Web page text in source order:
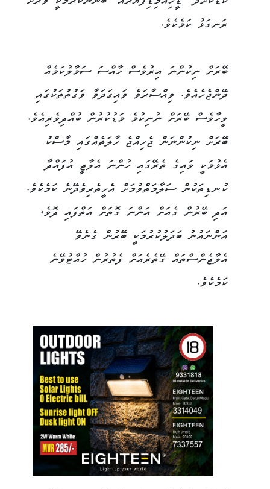
ރަނގަޅު ކަމެކެވެ.
ބޭރަށް ނިކުންނަ އިރުވެސް ހާއްސަ ސަމާލުކަމެއް
ދޭންޖެހެއެވެ. ވިއްސާރަވެ ވައިގަދަވާ ވަގުތުތަކުގައި
ވީހާވެސް ބޭރަށް ނުނިކުމެ މަޑުކުރުން ބުއްދިވެރިއެވެ.
ބޭރަށް ނިކުންނަން ޖެހިއްޖެ ހާލަތެއްގައި މާސްކު
އެޅުމަކީ ވައިގެ ތެރޭގައި ހުންނަ އެލާޖީ އުފައްދާ
ކުނޑިތަކުން ސަލާމަތްވުމަށް އެހީތެރިވެދޭނެ ކަމެކެވެ.
އަދި ބޭރުން ގެއަށް އަންނަ ގޮތަށް އަތްފައި ދޮވެ،
އަންނައުނު ބަދަލުކުރުމަކީ ބޭރުން ގެނެވޭ
އެލާޖެންސްތައް ގޭތެރެއަށް ފެތުރުން ހުއްޓުވޭނެ
ކަމެކެވެ.